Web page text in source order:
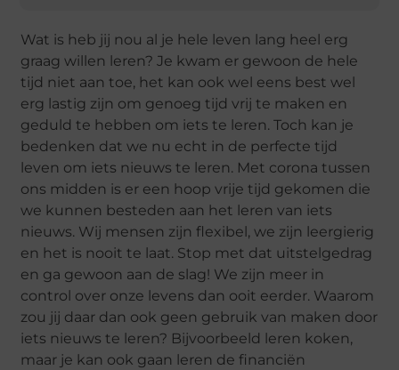
Wat is heb jij nou al je hele leven lang heel erg
graag willen leren? Je kwam er gewoon de hele
tijd niet aan toe, het kan ook wel eens best wel
erg lastig zijn om genoeg tijd vrij te maken en
geduld te hebben om iets te leren. Toch kan je
bedenken dat we nu echt in de perfecte tijd
leven om iets nieuws te leren. Met corona tussen
ons midden is er een hoop vrije tijd gekomen die
we kunnen besteden aan het leren van iets
nieuws. Wij mensen zijn flexibel, we zijn leergierig
en het is nooit te laat. Stop met dat uitstelgedrag
en ga gewoon aan de slag! We zijn meer in
control over onze levens dan ooit eerder. Waarom
zou jij daar dan ook geen gebruik van maken door
iets nieuws te leren? Bijvoorbeeld leren koken,
maar je kan ook gaan leren de financiën